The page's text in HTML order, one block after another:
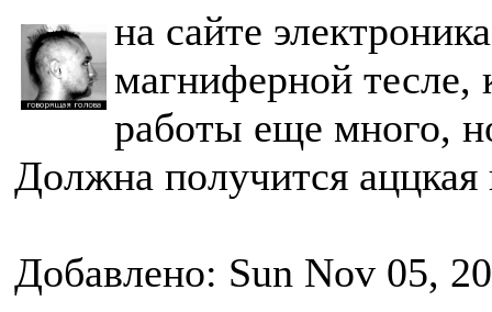
на сайте
магниферной тесле,
работы еще много,
Должна получится аццкая
Добавлено: Sun Nov 05,